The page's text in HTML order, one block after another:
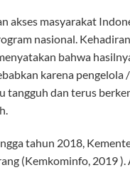
akses masyarakat
nasional.
bahwa
karena
tangguh dan terus
tahun 2018,
(Kemkominfo, 2019 ).